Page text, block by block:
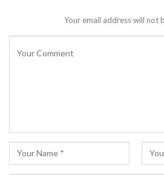
Your email address will not